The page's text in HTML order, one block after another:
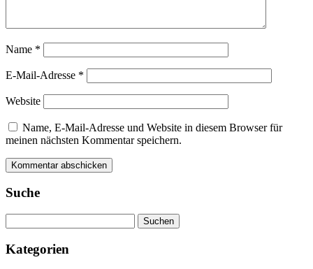
Name *
E-Mail-Adresse *
Website
Name, E-Mail-Adresse und Website in diesem Browser für
meinen nächsten Kommentar speichern.
Suche
nach:
Kategorien